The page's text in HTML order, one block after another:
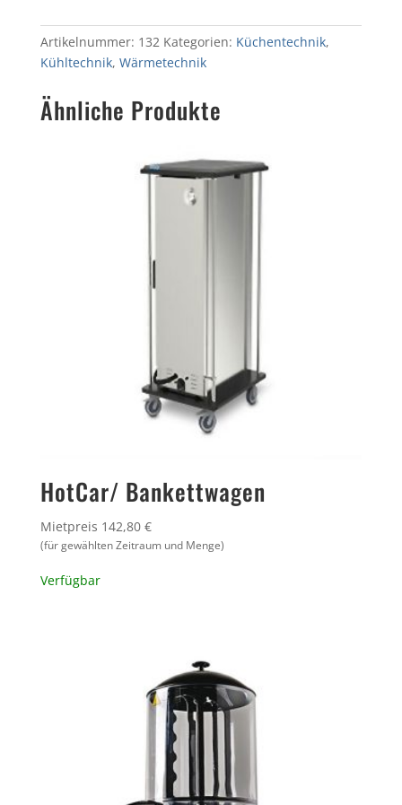
Artikelnummer: 132 Kategorien: Küchentechnik,
Kühltechnik, Wärmetechnik
Ähnliche Produkte
HotCar/ Bankettwagen
Mietpreis 142,80 €
(für gewählten Zeitraum und Menge)
Verfügbar